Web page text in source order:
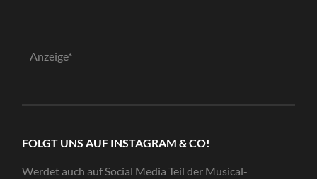
Anzeige*
FOLGT UNS AUF INSTAGRAM & CO!
Werdet auch auf Social Media Teil der Musical-